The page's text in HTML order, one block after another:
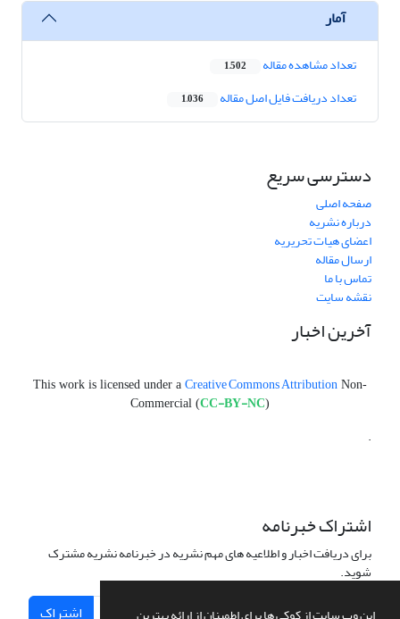
آمار
تعداد مشاهده مقاله 1,502
تعداد دریافت فایل اصل مقاله 1,036
دسترسی سریع
صفحه اصلی
درباره نشریه
اعضای هیات تحریریه
ارسال مقاله
تماس با ما
نقشه سایت
آخرین اخبار
This work is licensed under a Creative Commons Attribution Non-
Commercial (CC-BY-NC)
.
اشتراک خبرنامه
برای دریافت اخبار و اطلاعیه های مهم نشریه در خبرنامه نشریه مشترک
شوید.
اشتراک